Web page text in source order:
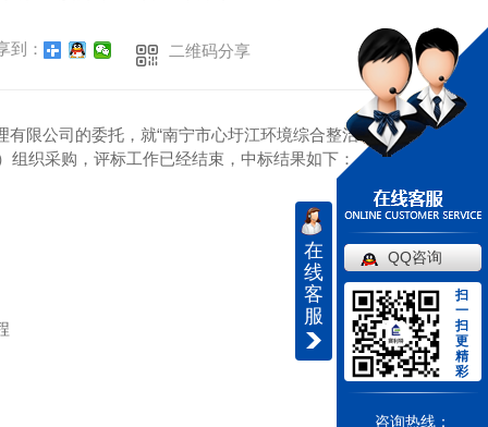
到： 二维码分享
限公司的委托，就“南宁市心圩江环境综合整治工
组织采购，评标工作已经结束，中标结果如下：
在
线
客
服
QQ咨询
扫
一
扫
更
精
彩
咨询热线：